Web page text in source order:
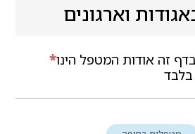
וארגונים
*זה אודות המטפל הינו